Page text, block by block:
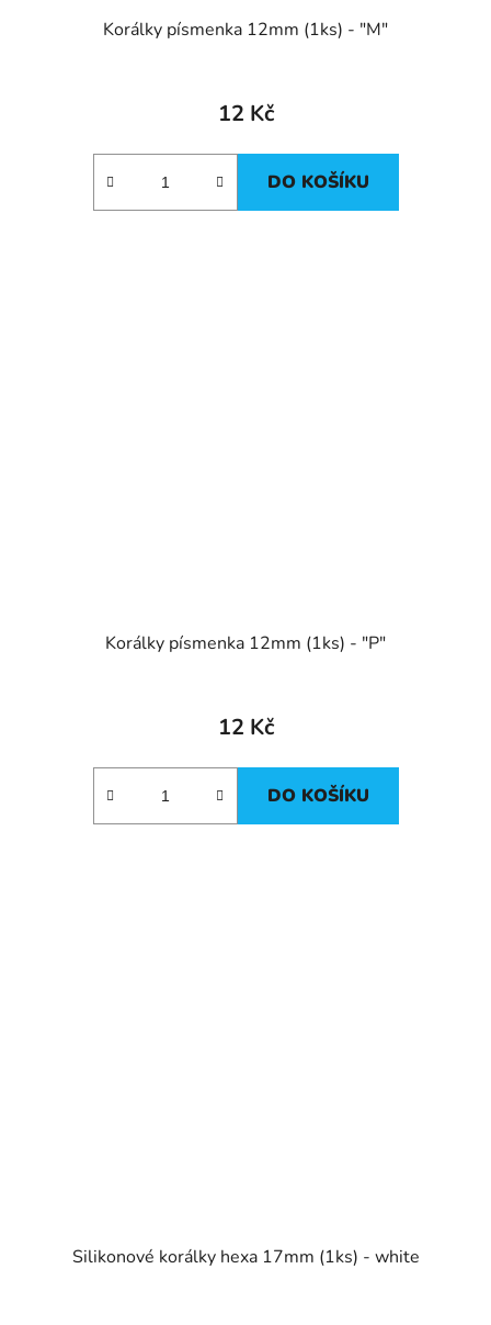
Korálky písmenka 12mm (1ks) - "M"
12 Kč
DO KOŠÍKU
Korálky písmenka 12mm (1ks) - "P"
12 Kč
DO KOŠÍKU
Silikonové korálky hexa 17mm (1ks) - white